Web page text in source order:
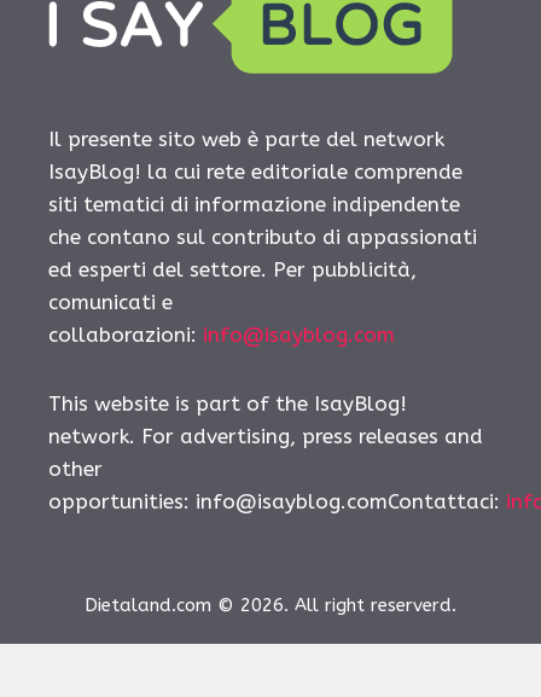
Il presente sito web è parte del network
IsayBlog! la cui rete editoriale comprende
siti tematici di informazione indipendente
che contano sul contributo di appassionati
ed esperti del settore. Per pubblicità,
comunicati e
collaborazioni: info@isayblog.com
This website is part of the IsayBlog!
network. For advertising, press releases and
other
opportunities: info@isayblog.comContattaci:
Dietaland.com © 2026. All right reserverd.